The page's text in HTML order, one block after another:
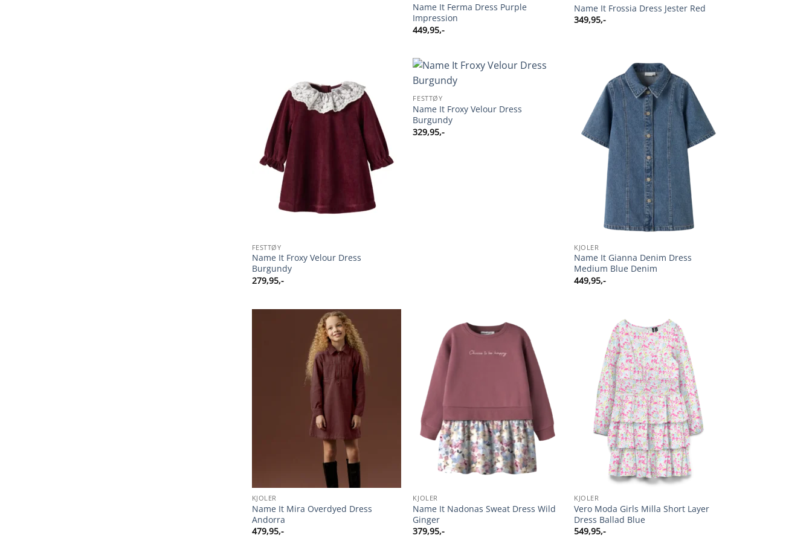
Name It Ferma Dress Purple
Impression
449,95,-
Name It Frossia Dress Jester Red
349,95,-
FESTTØY
Name It Froxy Velour Dress
Burgundy
279,95,-
FESTTØY
Name It Froxy Velour Dress
Burgundy
329,95,-
KJOLER
Name It Gianna Denim Dress
Medium Blue Denim
449,95,-
KJOLER
Name It Mira Overdyed Dress
Andorra
479,95,-
KJOLER
Name It Nadonas Sweat Dress Wild
Ginger
379,95,-
KJOLER
Vero Moda Girls Milla Short Layer
Dress Ballad Blue
549,95,-